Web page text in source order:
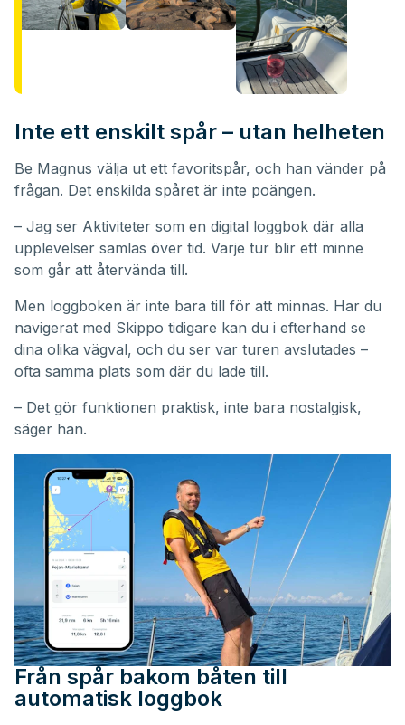
Inte ett enskilt spår – utan helheten
Be Magnus välja ut ett favoritspår, och han vänder på
frågan. Det enskilda spåret är inte poängen.
– Jag ser Aktiviteter som en digital loggbok där alla
upplevelser samlas över tid. Varje tur blir ett minne
som går att återvända till.
Men loggboken är inte bara till för att minnas. Har du
navigerat med Skippo tidigare kan du i efterhand se
dina olika vägval, och du ser var turen avslutades –
ofta samma plats som där du lade till.
– Det gör funktionen praktisk, inte bara nostalgisk,
säger han.
Från spår bakom båten till
automatisk loggbok